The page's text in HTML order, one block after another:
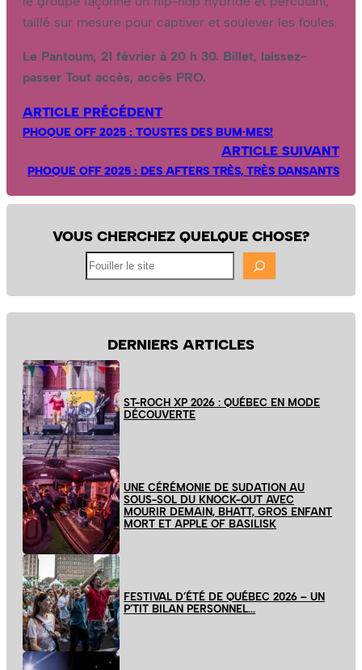
taillé sur mesure pour captiver et soulever les foules.
Le Pantoum, 21 février à 20 h 30. Billet, laissez-
passer Tout accès, accès PRO.
ARTICLE PRÉCÉDENT
PHOQUE OFF 2025 : TOUSTES DES BUM·MES!
ARTICLE SUIVANT
PHOQUE OFF 2025 : DES AFTERS TRÈS, TRÈS DANSANTS
VOUS CHERCHEZ QUELQUE CHOSE?
DERNIERS ARTICLES
ST-ROCH XP 2026 : QUÉBEC EN MODE
DÉCOUVERTE
UNE CÉRÉMONIE DE SUDATION AU
SOUS-SOL DU KNOCK-OUT AVEC
MOURIR DEMAIN, BHATT, GROS ENFANT
MORT ET APPLE OF BASILISK
FESTIVAL D’ÉTÉ DE QUÉBEC 2026 – UN
P’TIT BILAN PERSONNEL…